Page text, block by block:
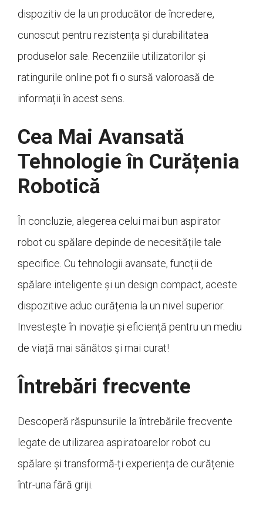
dispozitiv de la un producător de încredere,
cunoscut pentru rezistența și durabilitatea
produselor sale. Recenziile utilizatorilor și
ratingurile online pot fi o sursă valoroasă de
informații în acest sens.
Cea Mai Avansată
Tehnologie în Curățenia
Robotică
În concluzie, alegerea celui mai bun aspirator
robot cu spălare depinde de necesitățile tale
specifice. Cu tehnologii avansate, funcții de
spălare inteligente și un design compact, aceste
dispozitive aduc curățenia la un nivel superior.
Investește în inovație și eficiență pentru un mediu
de viață mai sănătos și mai curat!
Întrebări frecvente
Descoperă răspunsurile la întrebările frecvente
legate de utilizarea aspiratoarelor robot cu
spălare și transformă-ți experiența de curățenie
într-una fără griji.